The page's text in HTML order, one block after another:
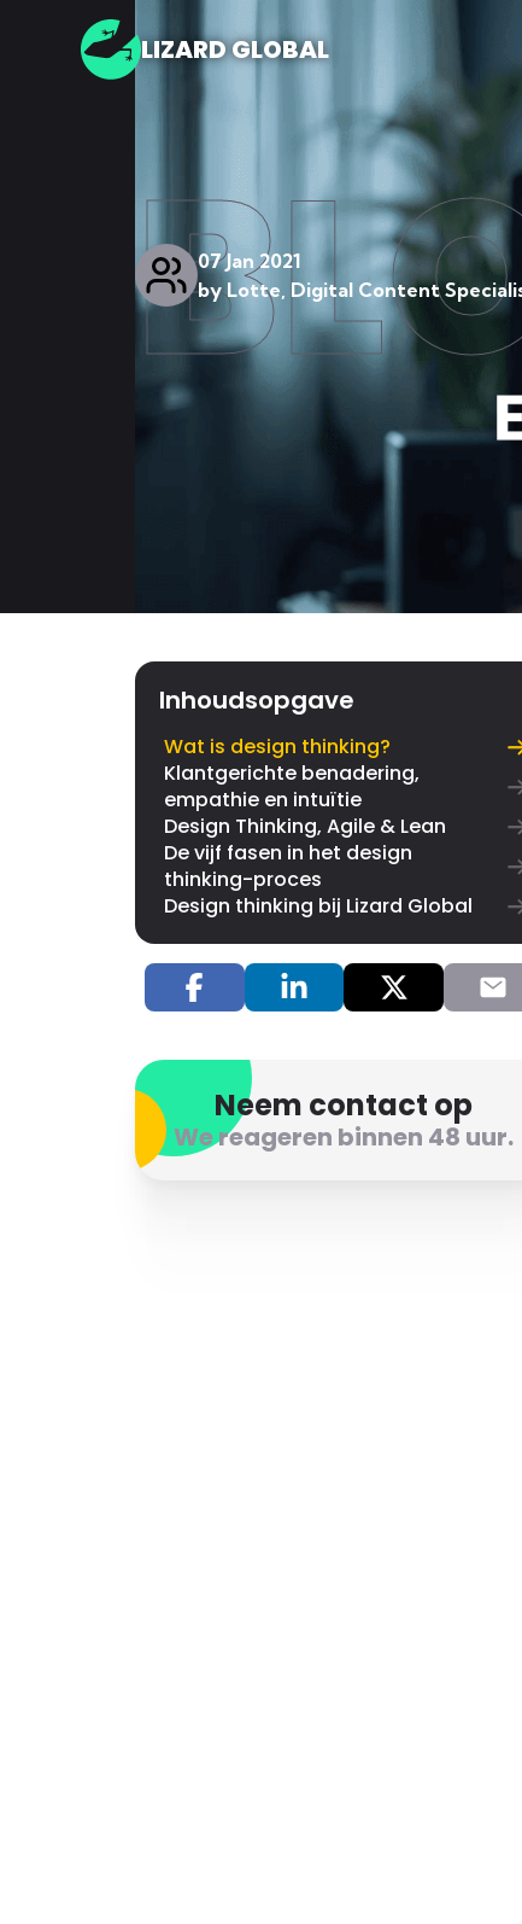
LIZARD GLOBAL
07 Jan 2021
byLotte, Digital Content
Inhoudsopgave
Wat is design thinking?
Klantgerichte benadering,
empathie en intuïtie
Design Thinking, Agile & Lean
De vijf fasen in het design
thinking-proces
Design thinking bij Lizard Global
Neem contact op
We reageren binnen 48 uur.